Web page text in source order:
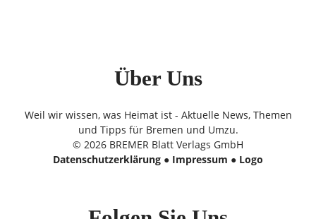
Über Uns
Weil wir wissen, was Heimat ist - Aktuelle News, Themen
und Tipps für Bremen und Umzu.
© 2026 BREMER Blatt Verlags GmbH
Datenschutzerklärung ● Impressum ● Logo